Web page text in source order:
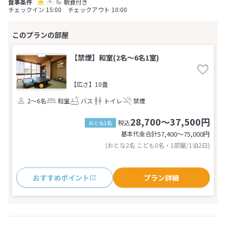
チェックイン 15:00 チェックアウト 10:00
【禁煙】和室(2名～6名1室)
【広さ】10畳
2～6名
和室 バス トイレ 禁煙
おとな1名 税込28,700～37,500円
基本代金合計57,400〜75,000円
(おとな2名 こども0名・1部屋/1泊2日)
おすすめポイント プラン詳細